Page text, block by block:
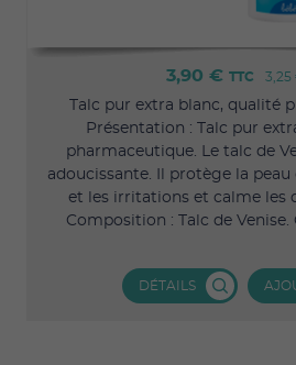
3,90 € TTC 3,25
Talc pur extra blanc, qualité
Présentation : Talc pur
pharmaceutique. Le talc de
adoucissante. Il protège la
et les irritations et calme les
Composition : Talc de Venise.
DÉTAILS